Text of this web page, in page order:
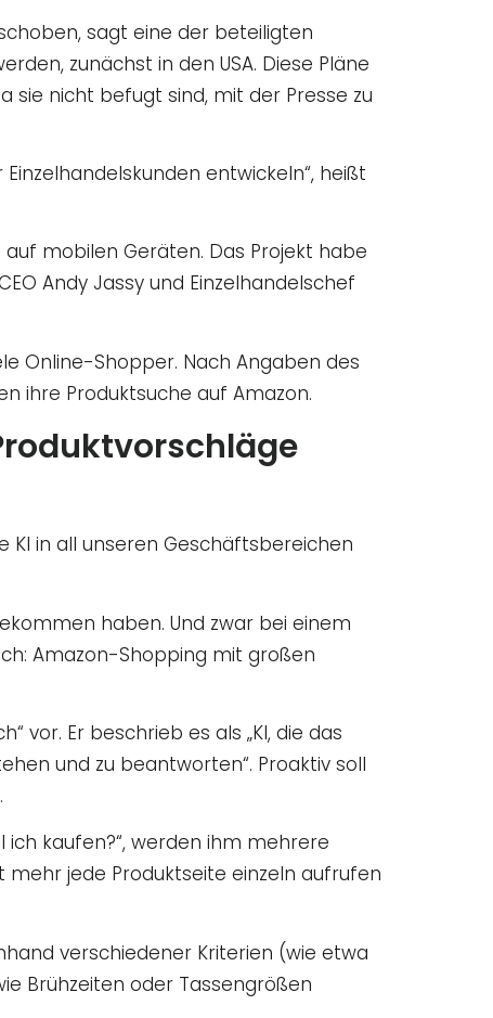
sagt eine der beteiligten
zunächst in den USA. Diese Pläne
sie nicht befugt sind, mit der Presse zu
entwickeln“, heißt
mobilen Geräten. Das Projekt habe
Andy Jassy und Einzelhandelschef
Online-Shopper. Nach Angaben des
ihre Produktsuche auf Amazon.
KI in all unseren Geschäftsbereichen
haben. Und zwar bei einem
Amazon-Shopping mit großen
vor. Er beschrieb es als „KI, die das
und zu beantworten“. Proaktiv soll
ich kaufen?“, werden ihm mehrere
jede Produktseite einzeln aufrufen
verschiedener Kriterien (wie etwa
Brühzeiten oder Tassengrößen